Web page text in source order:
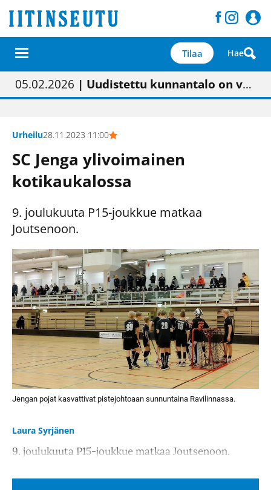
Tilaa Hae
01.02.2026 | Painon vaihtumisen pitäisi näkyä hieman parempana painojäljen laatuna lehdessä
05.02.2026 | Uudistettu kunnantalo on valoisa
23.04.2026 | “Olemme käynnistämässä uudelleen keskustavisiotyön”
09.05.2026| "Maalla on totuttu elämään omavaraisemmin kuin kaupungissa"
Urheilu28.11.2023 11:00
SC Jenga ylivoimainen
kotikaukalossa
9. joulukuuta P15-joukkue matkaa
Joutsenoon.
Jengan pojat kasvattivat pistejohtoaan sunnuntaina Ravilinnassa.
Laura Syrjänen
9. joulukuuta P15-joukkue matkaa Joutsenoon.